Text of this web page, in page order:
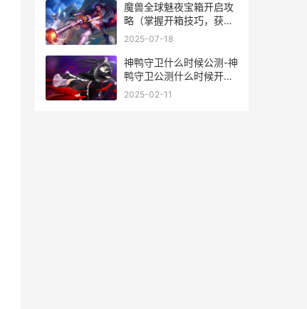
魔兽全球魅夜宝箱开启攻
略（掌握开箱技巧，获取
珍稀装备）
2025-07-18
神鸭守卫什么时候公测-神
鸭守卫公测什么时候开始
神鸭特攻boss攻略
2025-02-11